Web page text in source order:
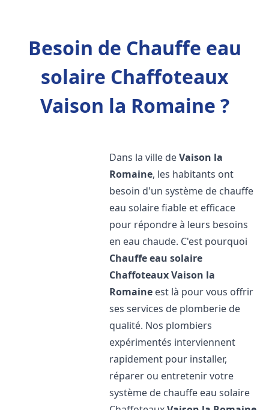
Besoin de Chauffe eau
solaire Chaffoteaux
Vaison la Romaine ?
Dans la ville deVaison la
Romaine, les habitants ont
besoin d'un système de chauffe
eau solaire fiable et efficace
pour répondre à leurs besoins
en eau chaude. C'est pourquoi
Chauffe eau solaire
ChaffoteauxVaison la
Romaine est là pour vous offrir
ses services de plomberie de
qualité. Nos plombiers
expérimentés interviennent
rapidement pour installer,
réparer ou entretenir votre
système de chauffe eau solaire